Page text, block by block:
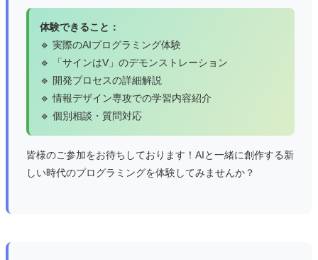
体験できること：
🔹 実際のAIプログラミング体験
🔹 「サインはV」のデモンストレーション
🔹 開発プロセスの詳細解説
🔹 情報デザイン専攻での学習内容紹介
🔹 個別相談・質問対応
皆様のご参加をお待ちしております！AIと一緒に創作する新
しい時代のプログラミングを体験してみませんか？